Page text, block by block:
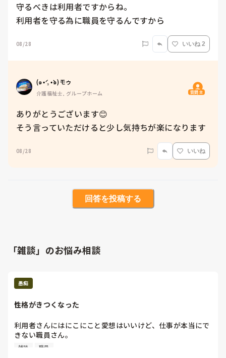
守るべきは利用者ですからね。
利用者を守る為に職員を守るんですから
08/28 いいね 2
(๑•́ ₃ •̀๑)モゥ
介護福祉士, グループホーム 質問主
ありがとうございます😊
そう言っていただけると少し気持ちが楽になります
08/28 いいね
回答を投稿する
「雑談」のお悩み相談
愚痴
性格がきつくなった
利用者さんにはにこにこと愛想はいいけど、仕事が本当にで
きない職員さん。
仕事以外の雑談してる暇あるなら周りをちゃんと見ろって思
雑談 職員